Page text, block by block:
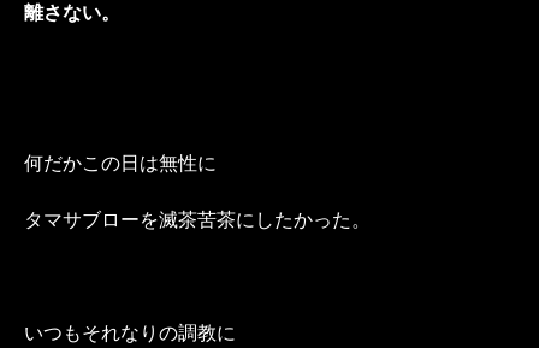
離さない。
何だかこの日は無性に
タマサブローを滅茶苦茶にしたかった。
いつもそれなりの調教に